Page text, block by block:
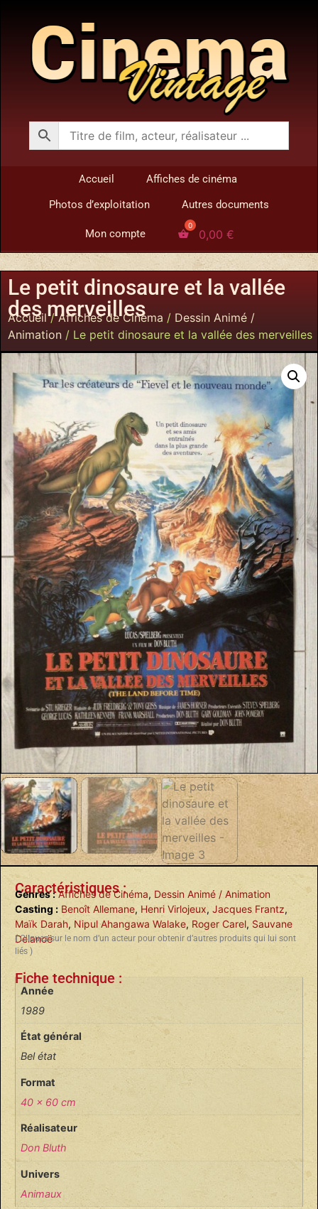
Accueil
Affiches de cinéma
Photos d’exploitation
Autres documents
Mon compte 0,00€
Le petit dinosaure et la vallée
des merveilles
Accueil/Affiches de Cinéma / Dessin Animé /
Animation / Le petit dinosaure et la vallée des merveilles
Caractéristiques :
Genres : Affiches de Cinéma, Dessin Animé / Animation
Casting : Benoît Allemane, Henri Virlojeux, Jacques Frantz,
Maïk Darah, Nipul Ahangawa Walake, Roger Carel, Sauvane
Delanoë
( Cliquez sur le nom d’un acteur pour obtenir d’autres produits qui lui sont
liés )
Fiche technique :
Année
1989
État général
Bel état
Format
40 x 60 cm
Réalisateur
Don Bluth
Univers
Animaux